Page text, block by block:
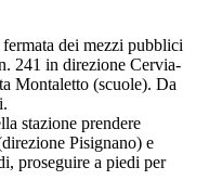
fermata dei mezzi pubblici
241 in direzione Cervia-
Montaletto (scuole). Da
stazione prendere
Pisignano) e
proseguire a piedi per